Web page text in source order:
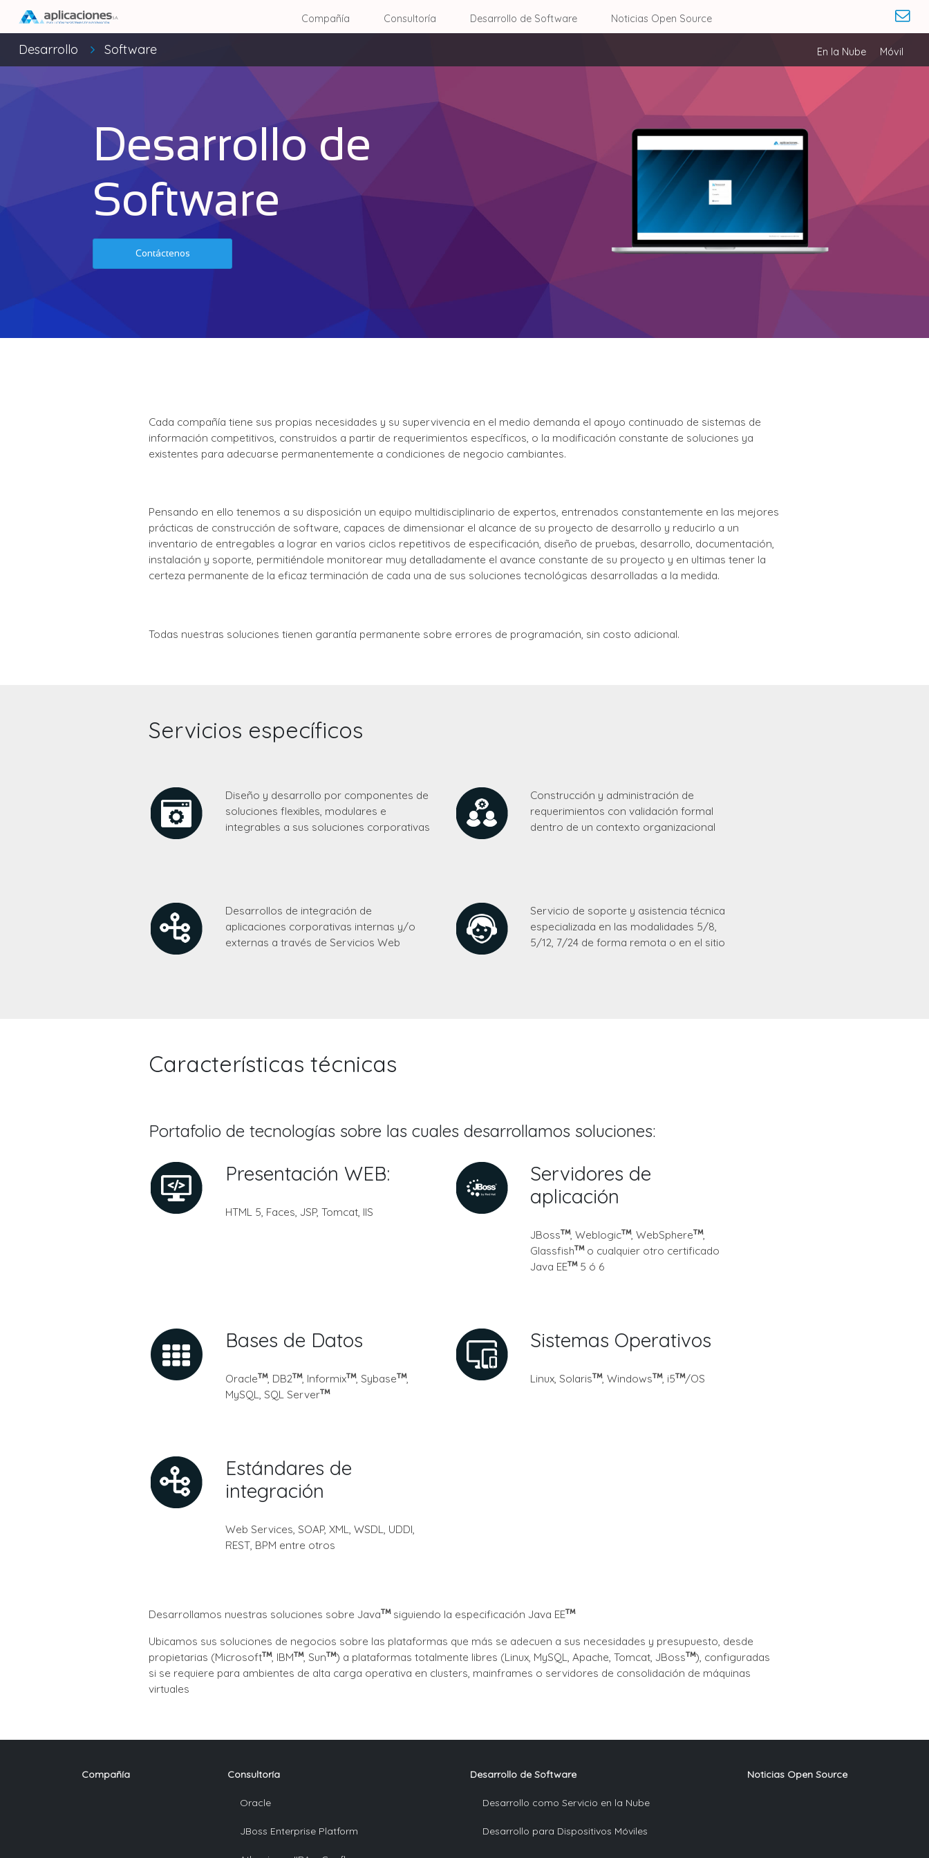
Compañía Consultoría Desarrollo de Software Noticias Open Source
Desarrollo Software En la Nube Móvil
Desarrollo de
Software
Contáctenos
Cada compañía tiene sus propias necesidades y su supervivencia en el medio demanda el apoyo continuado de sistemas de
información competitivos, construidos a partir de requerimientos específicos, o la modificación constante de soluciones ya
existentes para adecuarse permanentemente a condiciones de negocio cambiantes.
Pensando en ello tenemos a su disposición un equipo multidisciplinario de expertos, entrenados constantemente en las mejores
prácticas de construcción de software, capaces de dimensionar el alcance de su proyecto de desarrollo y reducirlo a un
inventario de entregables a lograr en varios ciclos repetitivos de especificación, diseño de pruebas, desarrollo, documentación,
instalación y soporte, permitiéndole monitorear muy detalladamente el avance constante de su proyecto y en ultimas tener la
certeza permanente de la eficaz terminación de cada una de sus soluciones tecnológicas desarrolladas a la medida.
Todas nuestras soluciones tienen garantía permanente sobre errores de programación, sin costo adicional.
Servicios específicos
Diseño y desarrollo por componentes de
soluciones flexibles, modulares e
integrables a sus soluciones corporativas
Construcción y administración de
requerimientos con validación formal
dentro de un contexto organizacional
Desarrollos de integración de
aplicaciones corporativas internas y/o
externas a través de Servicios Web
Servicio de soporte y asistencia técnica
especializada en las modalidades 5/8,
5/12, 7/24 de forma remota o en el sitio
Características técnicas
Portafolio de tecnologías sobre las cuales desarrollamos soluciones:
Presentación WEB:
HTML 5, Faces, JSP, Tomcat, IIS
Servidores de
aplicación
JBoss , Weblogic , WebSphere
,
Glassfish
o cualquier otro certificado
Java EE
5 ó 6
Bases de Datos
Oracle , DB2 , Informix , Sybase
,
MySQL, SQL Server
Sistemas Operativos
Linux, Solaris , Windows , i5 /OS
Estándares de
integración
Web Services, SOAP, XML, WSDL, UDDI,
REST, BPM entre otros
Desarrollamos nuestras soluciones sobre Java siguiendo la especificación Java EE
Ubicamos sus soluciones de negocios sobre las plataformas que más se adecuen a sus necesidades y presupuesto, desde
propietarias (Microsoft
, IBM , Sun ) a plataformas totalmente libres (Linux, MySQL, Apache, Tomcat, JBoss
), configuradas
si se requiere para ambientes de alta carga operativa en clusters, mainframes o servidores de consolidación de máquinas
virtuales
Compañía Consultoría
Oracle
JBoss Enterprise Platform
Desarrollo de Software
Desarrollo como Servicio en la Nube
Desarrollo para Dispositivos Móviles
Noticias Open Source